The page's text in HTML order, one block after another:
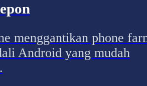
menggantikan phone
Android yang mudah